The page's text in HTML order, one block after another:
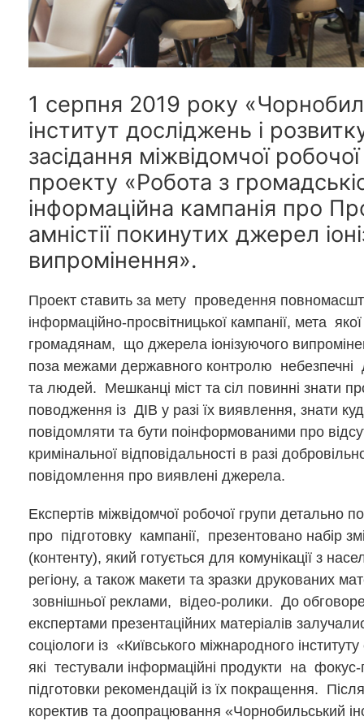
1 серпня 2019 року
інститут досліджень і
засідання міжвідомчої
проекту «Робота з
інформаційна кампанія про
амністії покинутих джерел
випромінення».
Проект ставить за мету проведення
інформаційно-просвітницької кампанії, мета
громадянам, що джерела іонізуючого
поза межами державного контролю небезпечні
та людей. Мешканці міст та сіл повинні знати
поводження із ДІВ у разі їх виявлення, знати
повідомляти та бути поінформованими про
кримінальної відповідальності в разі
повідомлення про виявлені джерела.
Експертів міжвідомчої робочої групи детально
про підготовку кампанії, презентовано набір
(контенту), який готується для комунікації з
регіону, а також макети та зразки друкованих
зовнішньої реклами, відео-ролики. До
експертами презентаційних матеріалів
соціологи із «Київського міжнародного інституту
які тестували інформаційні продукти на
підготовки рекомендацій із їх покращення.
коректив та доопрацювання «Чорнобильський